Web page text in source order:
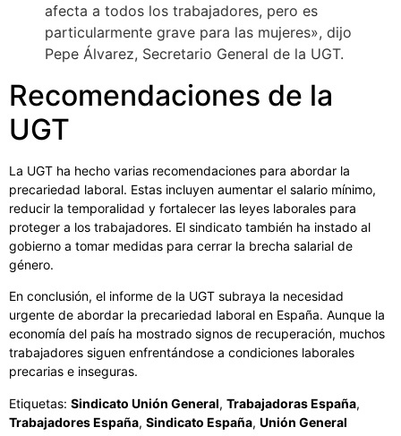
afecta a todos los trabajadores, pero es
particularmente grave para las mujeres», dijo
Pepe Álvarez, Secretario General de la UGT.
Recomendaciones de la
UGT
La UGT ha hecho varias recomendaciones para abordar la
precariedad laboral. Estas incluyen aumentar el salario mínimo,
reducir la temporalidad y fortalecer las leyes laborales para
proteger a los trabajadores. El sindicato también ha instado al
gobierno a tomar medidas para cerrar la brecha salarial de
género.
En conclusión, el informe de la UGT subraya la necesidad
urgente de abordar la precariedad laboral en España. Aunque la
economía del país ha mostrado signos de recuperación, muchos
trabajadores siguen enfrentándose a condiciones laborales
precarias e inseguras.
Etiquetas: Sindicato Unión General, Trabajadoras España,
Trabajadores España, Sindicato España, Unión General